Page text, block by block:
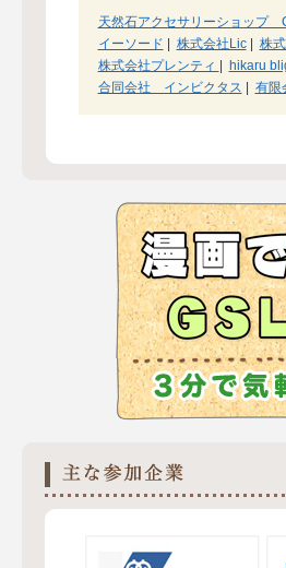
天然石アクセサリーショップ
イーソード | 株式会社Lic| 株
株式会社プレンティ | hikaru
合同会社 インビクタス | 有限